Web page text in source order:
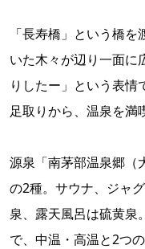
「長寿橋」という橋
いた木々が辺り一面に
りしたー」という表情
足取りから、温泉を満
源泉「南茅部温泉郷（
の2種。サウナ、ジャ
泉、露天風呂は硫黄泉
で、中温・高温と2つ